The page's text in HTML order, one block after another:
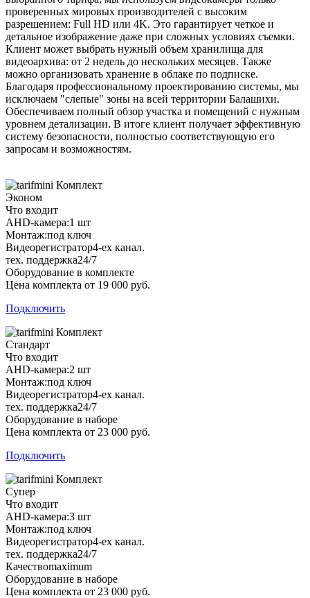
проверенных мировых производителей с высоким
разрешением: Full HD или 4K. Это гарантирует четкое и
детальное изображение даже при сложных условиях съемки.
Клиент может выбрать нужный объем хранилища для
видеоархива: от 2 недель до нескольких месяцев. Также
можно организовать хранение в облаке по подписке.
Благодаря профессиональному проектированию системы, мы
исключаем "слепые" зоны на всей территории Балашихи.
Обеспечиваем полный обзор участка и помещений с нужным
уровнем детализации. В итоге клиент получает эффективную
систему безопасности, полностью соответствующую его
запросам и возможностям.
Комплект
Эконом
Что входит
AHD-камера:1 шт
Монтаж:под ключ
Видеорегистратор4-ех канал.
тех. поддержка24/7
Оборудование в комплекте
Цена комплекта от 19 000 руб.
Подключить
Комплект
Стандарт
Что входит
AHD-камера:2 шт
Монтаж:под ключ
Видеорегистратор4-ех канал.
тех. поддержка24/7
Оборудование в наборе
Цена комплекта от 23 000 руб.
Подключить
Комплект
Супер
Что входит
AHD-камера:3 шт
Монтаж:под ключ
Видеорегистратор4-ех канал.
тех. поддержка24/7
Качествоmaximum
Оборудование в наборе
Цена комплекта от 23 000 руб.